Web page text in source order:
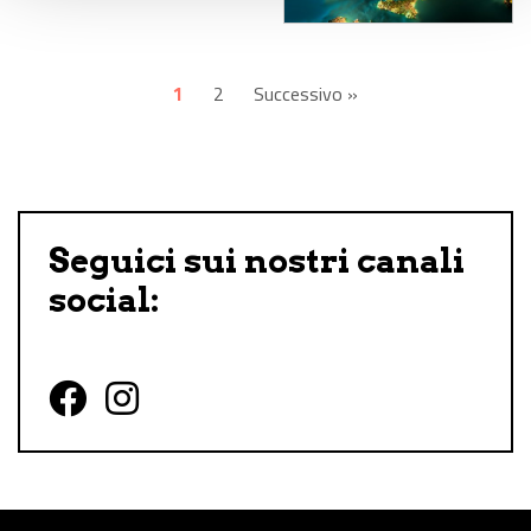
1 2 Successivo »
Seguici sui nostri canali
social:
Follow us on Facebook
Follow us on Instagram